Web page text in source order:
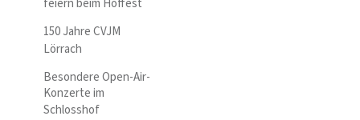
feiern beim Hoffest
150 Jahre CVJM
Lörrach
Besondere Open-Air-
Konzerte im
Schlosshof